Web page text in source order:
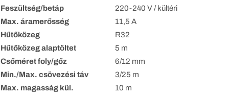
Feszültség/betáp
220-240 V / kültéri
Max. áramerősség
11,5 A
Hűtőközeg
R32
Hűtőközeg alaptöltet
5 m
Csőméret foly/gőz
6/12 mm
Min./Max. csövezési táv
3/25 m
Max. magasság kül.
10 m